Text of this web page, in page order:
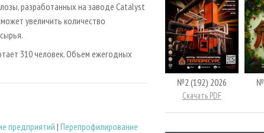
разработанных на заводе Catalyst
увеличить количество
310 человек. Объем ежегодных
предприятий | Перепрофилирование
№2 (192) 2026
Скачать PDF